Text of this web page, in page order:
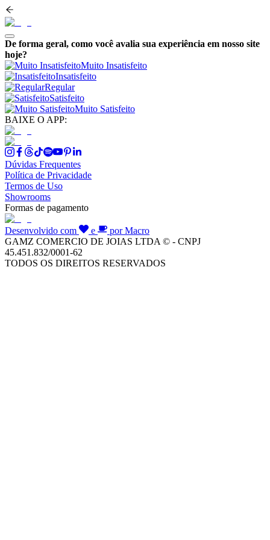
De forma geral, como você avalia sua experiência em nosso site
hoje?
Muito Insatisfeito
Insatisfeito
Regular
Satisfeito
Muito Satisfeito
BAIXE O APP:
Dúvidas Frequentes
Política de Privacidade
Termos de Uso
Showrooms
Formas de pagamento
Desenvolvido com e
por Macro
GAMZ COMERCIO DE JOIAS LTDA © - CNPJ
45.451.832/0001-62
TODOS OS DIREITOS RESERVADOS